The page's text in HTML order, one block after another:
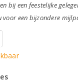
bij een feestelijke
voor een bijzondere